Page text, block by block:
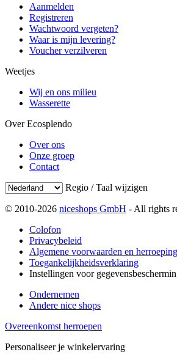
Aanmelden
Registreren
Wachtwoord vergeten?
Waar is mijn levering?
Voucher verzilveren
Weetjes
Wij en ons milieu
Wasserette
Over Ecosplendo
Over ons
Onze groep
Contact
Regio / Taal wijzigen
© 2010-2026 niceshops GmbH - All rights
Colofon
Privacybeleid
Algemene voorwaarden en
Toegankelijkheidsverklaring
Instellingen voor
Ondernemen
Andere nice shops
Overeenkomst herroepen
Personaliseer je winkelervaring